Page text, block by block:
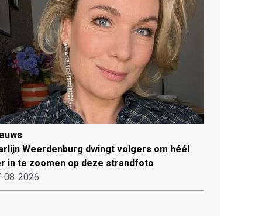
Weerdenburg dwingt volgers om héél
in te zoomen op deze strandfoto
08-2026